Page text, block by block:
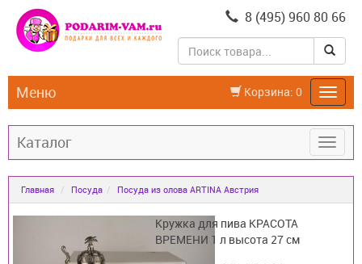
8 (495) 960 80 66
Корзина: 0
Меню
Каталог
Главная Посуда Посуда из олова ARTINA Австрия
Кружка для пива КРАСОТА
ВРЕМЕНИ 1 л высота 27 см